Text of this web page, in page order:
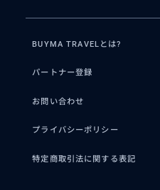
BUYMA TRAVELとは?
パートナー登録
お問い合わせ
プライバシーポリシー
特定商取引法に関する表記